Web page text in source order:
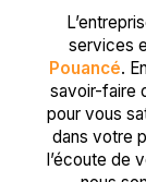
services
Pouancé.
savoir-faire
pour vous
dans votre
l’écoute de